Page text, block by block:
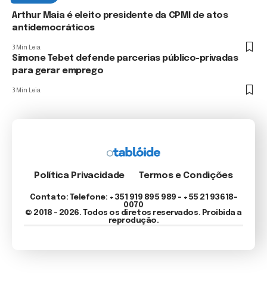
Arthur Maia é eleito presidente da CPMI de atos
antidemocráticos
3 Min Leia
Simone Tebet defende parcerias público-privadas
para gerar emprego
3 Min Leia
Política Privacidade Termos e Condições
Contato: Telefone: +351 919 895 989 – +55 21 93618-
0070
© 2018 - 2026. Todos os diretos reservados. Proibida a
reprodução.